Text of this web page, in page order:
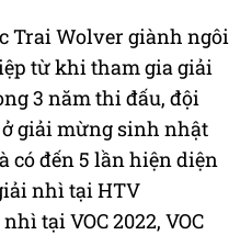
Trai Wolver giành ngôi
từ khi tham gia giải
3 năm thi đấu, đội
ở giải mừng sinh nhật
có đến 5 lần hiện diện
nhì tại HTV
tại VOC 2022, VOC